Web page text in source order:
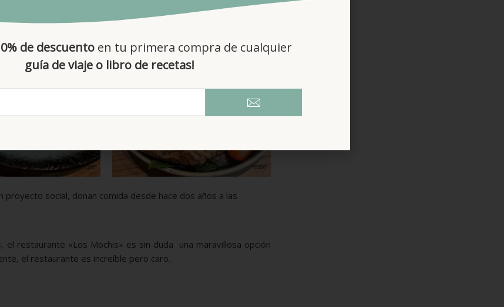
social, donan comida desde hace dos años a las
restaurante «Los Mochis» es sin duda una maravillosa opción
el restaurante es increíble pero caro.
de descuento en tu primera compra de cualquier
guía de viaje o libro de recetas!